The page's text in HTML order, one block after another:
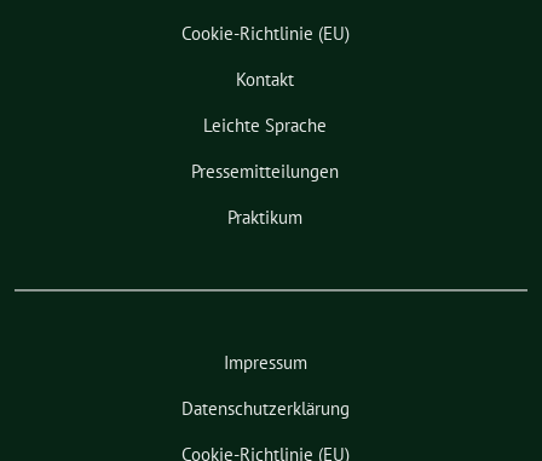
Cookie-Richtlinie (EU)
Kontakt
Leichte Sprache
Pressemitteilungen
Praktikum
Impressum
Datenschutzerklärung
Cookie-Richtlinie (EU)